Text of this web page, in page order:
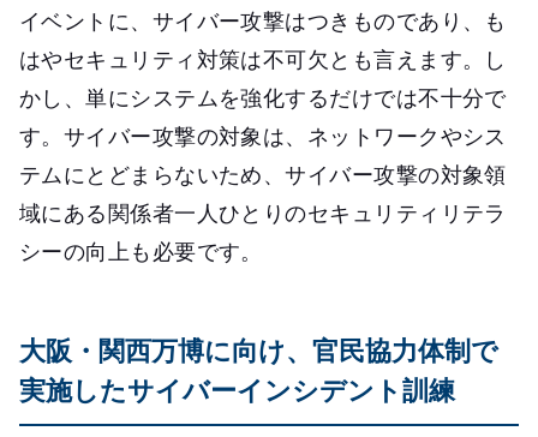
イベントに、サイバー攻撃はつきものであり、も
はやセキュリティ対策は不可欠とも言えます。し
かし、単にシステムを強化するだけでは不十分で
す。サイバー攻撃の対象は、ネットワークやシス
テムにとどまらないため、サイバー攻撃の対象領
域にある関係者一人ひとりのセキュリティリテラ
シーの向上も必要です。
大阪・関西万博に向け、官民協力体制で
実施したサイバーインシデント訓練